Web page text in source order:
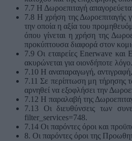
7.7 Η Δωροεπιταγή
7.8 Η χρήση της Δωροεπιταγής
την οποία η αξία του
όπου γίνεται η χρήση της
προκύπτουσα διαφορά στον
7.9 Οι εταιρείες Enerwave
ακυρώνεται για οιονδήποτε λόγο.
7.10 Η αναπαραγωγή,
7.11 Σε περίπτωση μη τήρησης
αρνηθεί να εξοφλήσει την
7.12 Η παραλαβή της
7.13 Οι διευθύνσεις των
filter_services=748.
7.14 Οι παρόντες όροι και
8. Οι παρόντες όροι της